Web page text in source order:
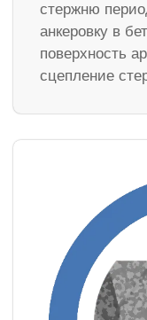
стержню
анкеровку в
поверхность
сцепление